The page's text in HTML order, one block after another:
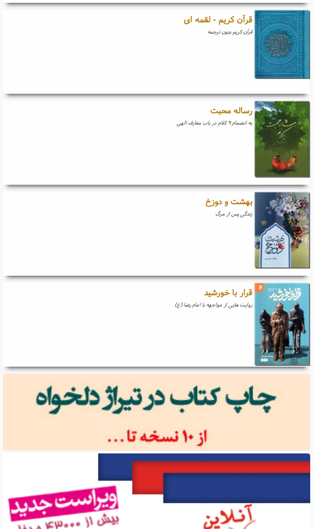
قرآن کریم - لقمه ای
قرآن کریم بدون ترجمه
رساله محبت
به انضمام ۹ کلام در باب معارف الهی
بهشت و دوزخ
زندگی پس از مرگ
قرار با خورشید
روایت هایی از مواجهه با امام رضا (ع)